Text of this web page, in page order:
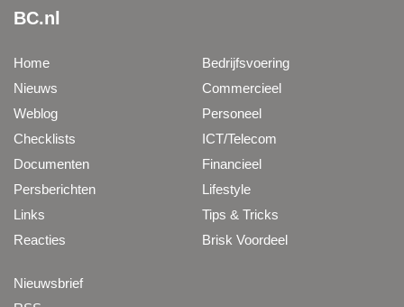
BC.nl
Home
Nieuws
Weblog
Checklists
Documenten
Persberichten
Links
Reacties
Bedrijfsvoering
Commercieel
Personeel
ICT/Telecom
Financieel
Lifestyle
Tips & Tricks
Brisk Voordeel
Nieuwsbrief